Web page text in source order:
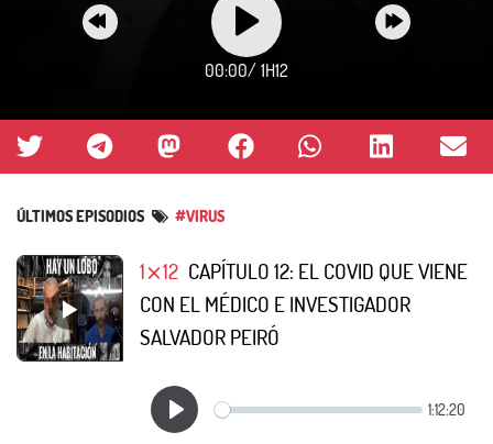
00:00/ 1H12
ÚLTIMOS EPISODIOS #VIRUS
1⨯12 CAPÍTULO 12: EL COVID QUE VIENE
CON EL MÉDICO E INVESTIGADOR
SALVADOR PEIRÓ